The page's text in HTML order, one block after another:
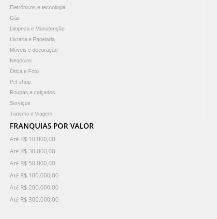
Eletrônicos e tecnologia
Gás
Limpeza e Manutenção
Livraria e Papelaria
Móveis e decoração
Negócios
Ótica e Foto
Pet shop
Roupas e calçados
Serviços
Turismo e Viagem
FRANQUIAS POR VALOR
Até R$ 10.000,00
Até R$ 30.000,00
Até R$ 50.000,00
Até R$ 100.000,00
Até R$ 200.000,00
Até R$ 300.000,00